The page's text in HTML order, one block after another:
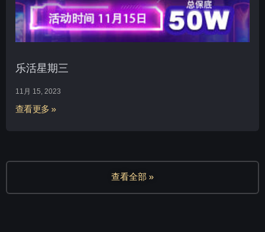
乐活星期三
11月 15, 2023
查看更多 »
查看全部 »